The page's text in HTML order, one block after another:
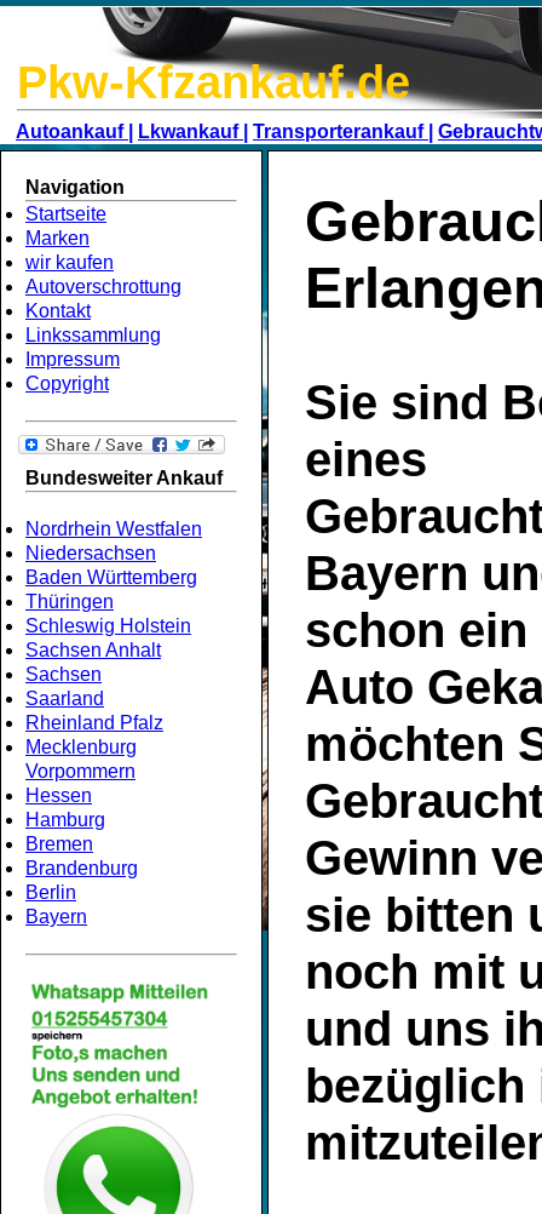
Pkw-Kfzankauf.de
Autoankauf | Lkwankauf | Transporterankauf |
Navigation
Startseite
Marken
wir kaufen
Autoverschrottung
Kontakt
Linkssammlung
Impressum
Copyright
Bundesweiter Ankauf
Nordrhein Westfalen
Niedersachsen
Baden Württemberg
Thüringen
Schleswig Holstein
Sachsen Anhalt
Sachsen
Saarland
Rheinland Pfalz
Mecklenburg
Vorpommern
Hessen
Hamburg
Bremen
Brandenburg
Berlin
Bayern
Sie sind
eines
Bayern
schon ein
Auto
möchten
Gewinn
sie bitten
noch mit
und uns